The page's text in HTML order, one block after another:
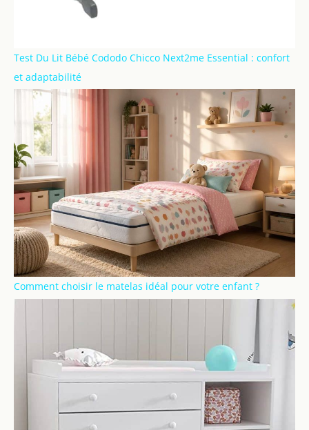
Test Du Lit Bébé Cododo Chicco Next2me Essential : confort
et adaptabilité
Comment choisir le matelas idéal pour votre enfant ?